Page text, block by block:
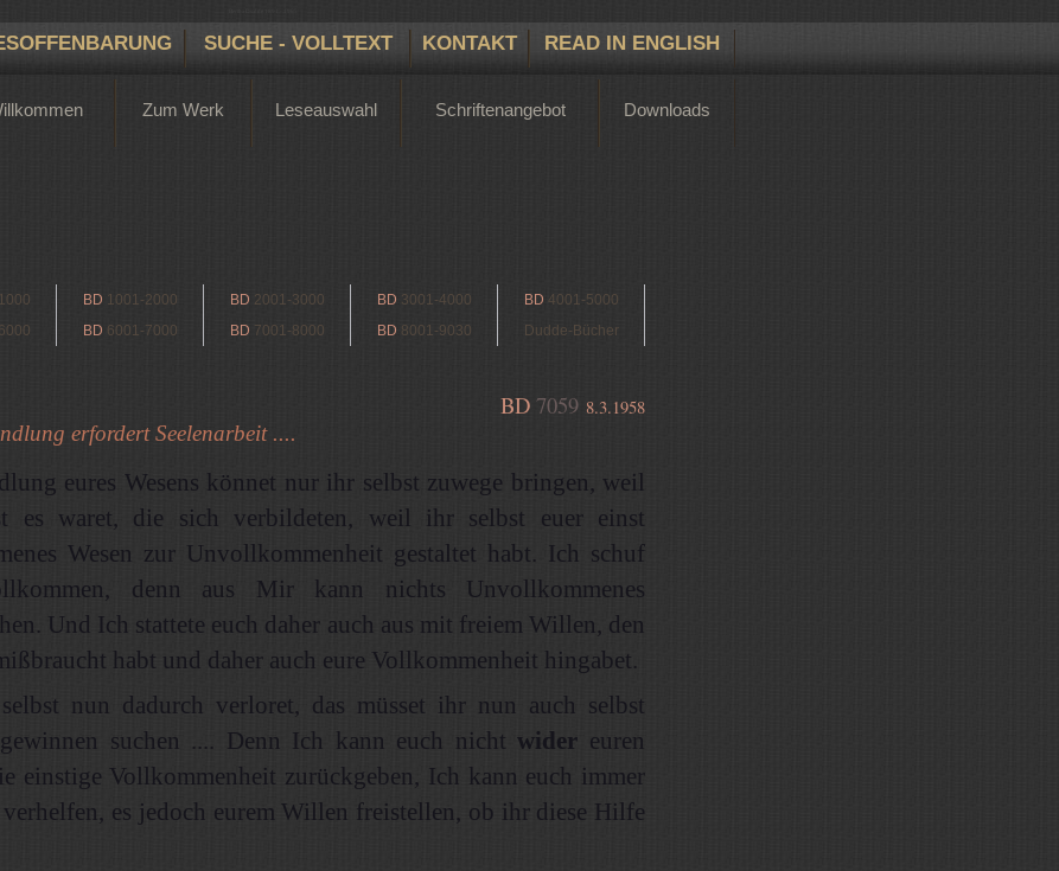
SUCHE - VOLLTEXT KONTAKT READ IN ENGLISH
Zum Werk Leseauswahl Schriftenangebot Downloads
BD 1001-2000 BD 2001-3000 BD 3001-4000 BD 4001-5000
BD 6001-7000 BD 7001-8000 BD 8001-9030 Dudde-Bücher
BD 7059 8.3.1958
erfordert Seelenarbeit ....
eures Wesens könnet nur ihr selbst zuwege bringen, weil
es waret, die sich verbildeten, weil ihr selbst euer einst
Wesen zur Unvollkommenheit gestaltet habt. Ich schuf
denn aus Mir kann nichts Unvollkommenes
Und Ich stattete euch daher auch aus mit freiem Willen, den
habt und daher auch eure Vollkommenheit hingabet.
nun dadurch verloret, das müsset ihr nun auch selbst
suchen .... Denn Ich kann euch nichtwider euren
einstige Vollkommenheit zurückgeben, Ich kann euch immer
es jedoch eurem Willen freistellen, ob ihr diese Hilfe